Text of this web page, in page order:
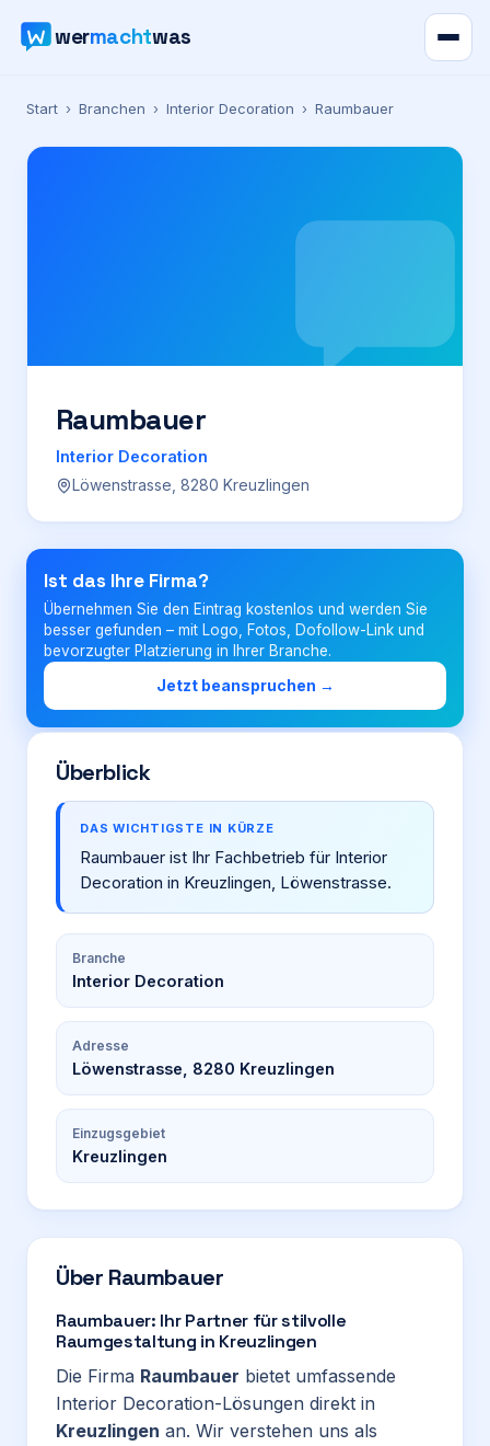
wermachtwas
Verzeichnis
Karte
Preise
Für Firmen
Login
Firma eintragen
Start › Branchen › Interior Decoration › Raumbauer
Raumbauer
Interior Decoration
Löwenstrasse, 8280 Kreuzlingen
Ist das Ihre Firma?
Übernehmen Sie den Eintrag kostenlos und werden Sie
besser gefunden – mit Logo, Fotos, Dofollow-Link und
bevorzugter Platzierung in Ihrer Branche.
Jetzt beanspruchen →
Überblick
DAS WICHTIGSTE IN KÜRZE
Raumbauer ist Ihr Fachbetrieb für Interior
Decoration in Kreuzlingen, Löwenstrasse.
Branche
Interior Decoration
Adresse
Löwenstrasse, 8280 Kreuzlingen
Einzugsgebiet
Kreuzlingen
Über Raumbauer
Raumbauer: Ihr Partner für stilvolle
Raumgestaltung in Kreuzlingen
Die Firma Raumbauer bietet umfassende
Interior Decoration-Lösungen direkt in
Kreuzlingen an. Wir verstehen uns als